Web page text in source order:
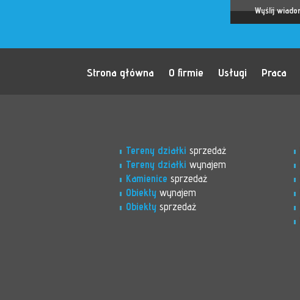
Strona główna O firmie Usługi Praca
Tereny działki sprzedaż
Tereny działki wynajem
Kamienice sprzedaż
Obiekty wynajem
Obiekty sprzedaż